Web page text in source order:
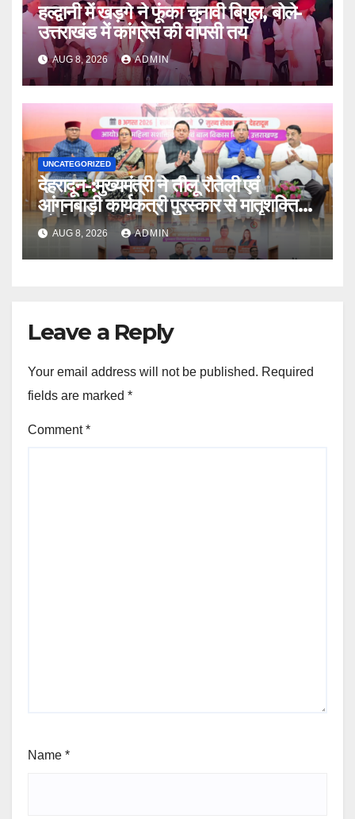
हल्द्वानी में खड़गे ने फूंका चुनावी बिगुल, बोले-
उत्तराखंड में कांग्रेस की वापसी तय
AUG 8, 2026 ADMIN
UNCATEGORIZED
देहरादून-:मुख्यमंत्री ने तीलू रौतेली एवं
आंगनबाड़ी कार्यकत्री पुरस्कार से मातृशक्ति
को किया सम्मानित
AUG 8, 2026 ADMIN
Leave a Reply
Your email address will not be published. Required
fields are marked *
Comment*
Name *